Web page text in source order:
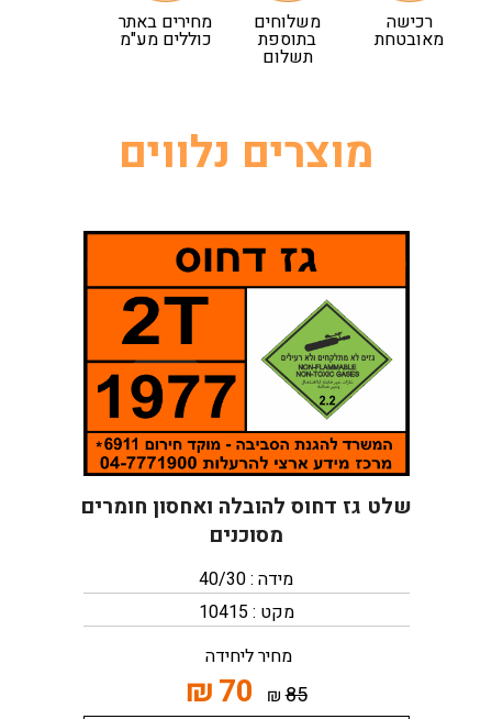
רכישה
מאובטחת
משלוחים
בתוספת
תשלום
מחירים באתר
כוללים מע"מ
מוצרים נלווים
שלט גז דחוס להובלה ואחסון חומרים
מסוכנים
מידה : 40/30
מקט : 10415
מחיר ליחידה
85
₪
70
₪